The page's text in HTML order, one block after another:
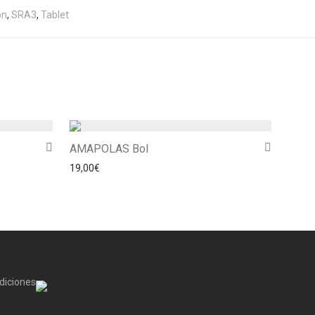
, SRA3, Tablet
AMAPOLAS Bol
19,00€